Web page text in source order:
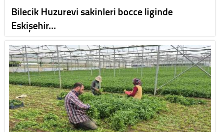
Bilecik Huzurevi sakinleri bocce liginde
Eskişehir…